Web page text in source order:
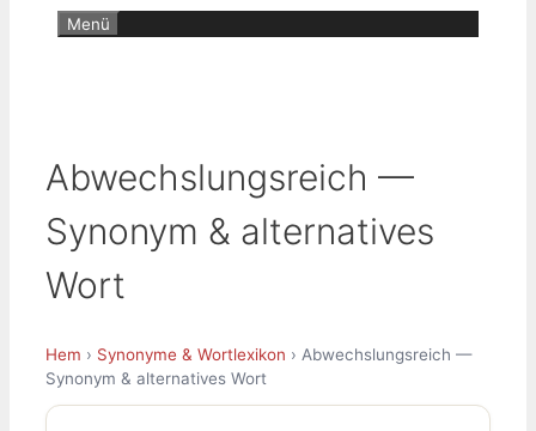
Menü
Abwechslungsreich —
Synonym & alternatives
Wort
Hem › Synonyme & Wortlexikon › Abwechslungsreich —
Synonym & alternatives Wort